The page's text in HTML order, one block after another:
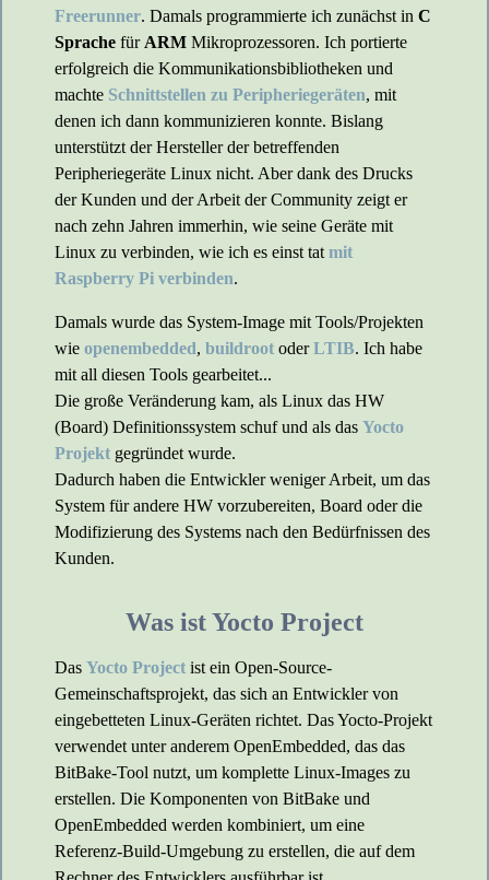
Freerunner. Damals programmierte ich zunächst in C
Sprache für ARM Mikroprozessoren. Ich portierte
erfolgreich die Kommunikationsbibliotheken und
machte Schnittstellen zu Peripheriegeräten, mit
denen ich dann kommunizieren konnte. Bislang
unterstützt der Hersteller der betreffenden
Peripheriegeräte Linux nicht. Aber dank des Drucks
der Kunden und der Arbeit der Community zeigt er
nach zehn Jahren immerhin, wie seine Geräte mit
Linux zu verbinden, wie ich es einst tat mit
Raspberry Pi verbinden.
Damals wurde das System-Image mit Tools/Projekten
wie openembedded, buildroot oderLTIB. Ich habe
mit all diesen Tools gearbeitet...
Die große Veränderung kam, als Linux das HW
(Board) Definitionssystem schuf und als das Yocto
Projekt gegründet wurde.
Dadurch haben die Entwickler weniger Arbeit, um das
System für andere HW vorzubereiten, Board oder die
Modifizierung des Systems nach den Bedürfnissen des
Kunden.
Was ist Yocto Project
Das Yocto Project ist ein Open-Source-
Gemeinschaftsprojekt, das sich an Entwickler von
eingebetteten Linux-Geräten richtet. Das Yocto-Projekt
verwendet unter anderem OpenEmbedded, das das
BitBake-Tool nutzt, um komplette Linux-Images zu
erstellen. Die Komponenten von BitBake und
OpenEmbedded werden kombiniert, um eine
Referenz-Build-Umgebung zu erstellen, die auf dem